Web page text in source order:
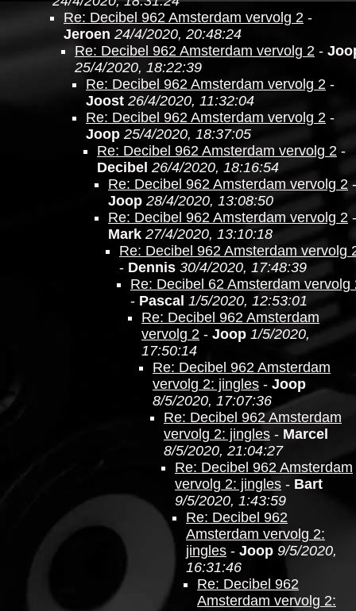
Re: Decibel 962 Amsterdam vervolg 2 -
Jeroen 24/4/2020, 20:48:24
Re: Decibel 962 Amsterdam vervolg 2 -
25/4/2020, 18:22:39
Re: Decibel 962 Amsterdam vervolg 2 -
Joost 26/4/2020, 11:32:04
Re: Decibel 962 Amsterdam vervolg 2 -
Joop 25/4/2020, 18:37:05
Re: Decibel 962 Amsterdam vervolg 2 -
Decibel 26/4/2020, 18:16:54
Re: Decibel 962 Amsterdam vervolg 2 -
Joop 28/4/2020, 13:08:50
Re: Decibel 962 Amsterdam vervolg 2 -
Mark 27/4/2020, 13:10:18
Re: Decibel 962 Amsterdam vervolg
- Dennis 30/4/2020, 17:48:39
Re: Decibel 62 Amsterdam vervolg
- Pascal 1/5/2020, 12:53:01
Re: Decibel 962 Amsterdam
vervolg 2 - Joop 1/5/2020,
17:50:14
Re: Decibel 962 Amsterdam
vervolg 2: jingles - Joop
8/5/2020, 17:07:36
Re: Decibel 962 Amsterdam
vervolg 2: jingles - Marcel
8/5/2020, 21:04:27
Re: Decibel 962 Amsterdam
vervolg 2: jingles - Bart
9/5/2020, 1:43:59
Re: Decibel 962
Amsterdam vervolg 2:
jingles - Joop 9/5/2020,
16:31:46
Re: Decibel 962
Amsterdam vervolg 2: